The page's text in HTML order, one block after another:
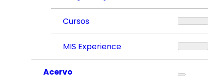
Cursos
MIS Experience
Acervo